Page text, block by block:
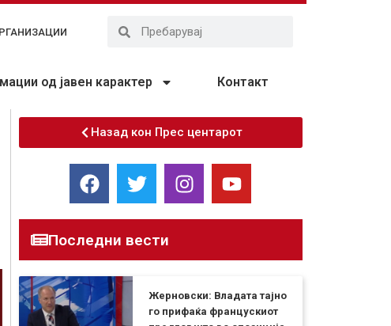
од јавен карактер Контакт
Назад кон Прес центарот
Последни вести
Жерновски: Владата тајно
го прифаќа францускиот